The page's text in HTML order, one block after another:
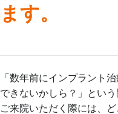
ます。
「数年前にインプラント
できないかしら？」とい
ご来院いただく際には、